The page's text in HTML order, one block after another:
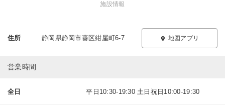
施設情報
住所 静岡県静岡市葵区紺屋町6-7 地図アプリ
営業時間
全日 平日10:30-19:30 土日祝日10:00-19:30